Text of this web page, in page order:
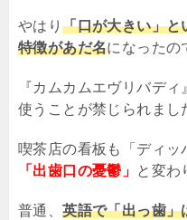
やはり「口が大きい」と
特徴があだ名になったの
『カムカムエヴリバデ
使うことが禁じられまし
喫茶店の看板も「ディッ
「出歯口の憂鬱」 と変わ
普通、英語で「出っ歯